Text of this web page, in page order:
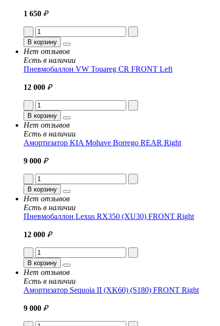
1 650 ₽
В корзину
Нет отзывов
Есть в наличии
Пневмобаллон VW Touareg CR FRONT Left
12 000 ₽
В корзину
Нет отзывов
Есть в наличии
Амортизатор KIA Mohave Borrego REAR Right
9 000 ₽
В корзину
Нет отзывов
Есть в наличии
Пневмобаллон Lexus RX350 (XU30) FRONT Right
12 000 ₽
В корзину
Нет отзывов
Есть в наличии
Амортизатор Sequoia II (XK60) (S180) FRONT Right
9 000 ₽